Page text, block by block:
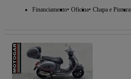
Financiamento Oficina Chapa e Pintura